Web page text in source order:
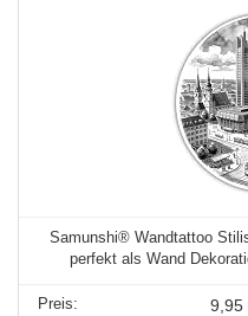
Samunshi® Wandtattoo
perfekt als Wand
9,95